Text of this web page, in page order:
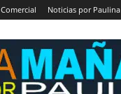
Comercial Noticias por Paulina